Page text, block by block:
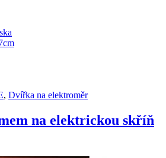
, Dvířka na elektroměr
na elektrickou skříň